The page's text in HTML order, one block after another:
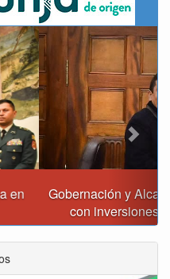
revisan 120 proyectos
a $385.000 millones
Next